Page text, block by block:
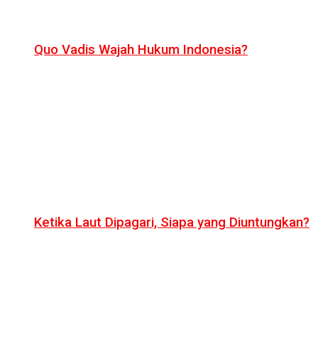
Quo Vadis Wajah Hukum Indonesia?
Ketika Laut Dipagari, Siapa yang Diuntungkan?